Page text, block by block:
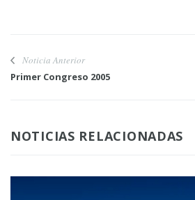
Noticia Anterior
Primer Congreso 2005
NOTICIAS RELACIONADAS